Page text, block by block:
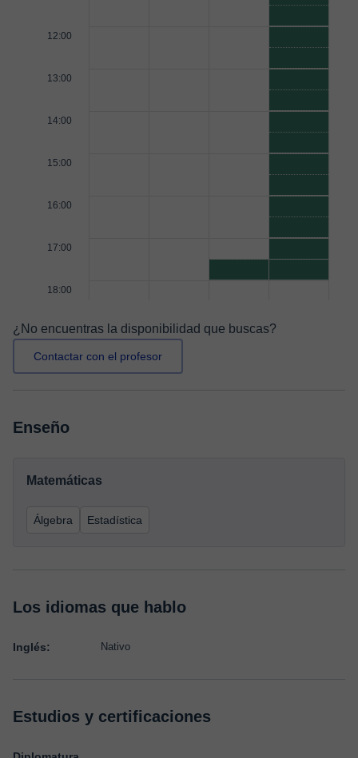
12:00
13:00
14:00
15:00
16:00
17:00
18:00
¿No encuentras la disponibilidad que buscas?
Contactar con el profesor
Enseño
Matemáticas
Álgebra Estadística
Los idiomas que hablo
Inglés: Nativo
Estudios y certificaciones